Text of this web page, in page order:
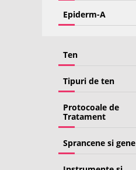
Epiderm-A
Ten
Tipuri de ten
Protocoale de
Tratament
Sprancene si gene